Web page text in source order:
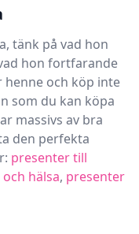
tänk på vad hon
hon fortfarande
och köp inte
som du kan köpa
massivs av bra
den perfekta
presenter till
hälsa, presenter